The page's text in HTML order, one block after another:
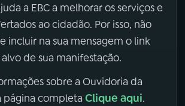
a EBC a melhorar os serviços e
ao cidadão. Por isso, não
incluir na sua mensagem o link
de sua manifestação.
sobre a Ouvidoria da
página completa Clique aqui.